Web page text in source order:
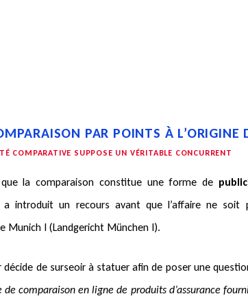
PAR POINTS À L’ORIGINE
COMPARATIVE SUPPOSE UN VÉRITABLE CONCURRENT
la comparaison constitue une forme de
a introduit un recours avant que l’affaire ne
Munich I (Landgericht München I).
décide de surseoir à statuer afin de poser une
de comparaison en ligne de produits d’assurance